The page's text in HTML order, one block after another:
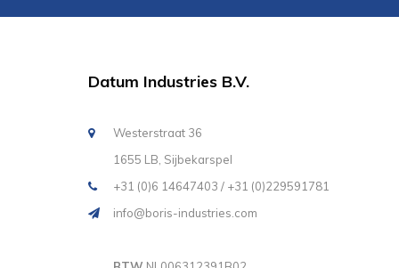
Datum Industries B.V.
Westerstraat 36
1655 LB, Sijbekarspel
+31 (0)6 14647403 / +31 (0)229591781
info@boris-industries.com